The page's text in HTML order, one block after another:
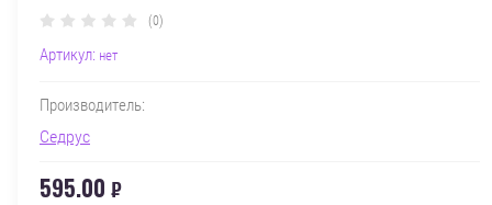
(0)
Артикул: нет
Производитель:
Седрус
595.00 ₽